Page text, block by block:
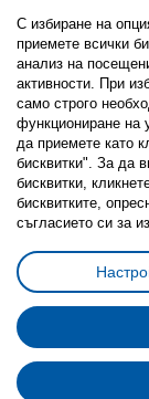
FacebookTwitter
Избор на
Условия за
Политика за
С избиране на
приемете всички
анализ на
активности. При
само строго
функциониране на
да приемете като
бисквитки". За да
бисквитки,
бисквитките,
съгласието си за